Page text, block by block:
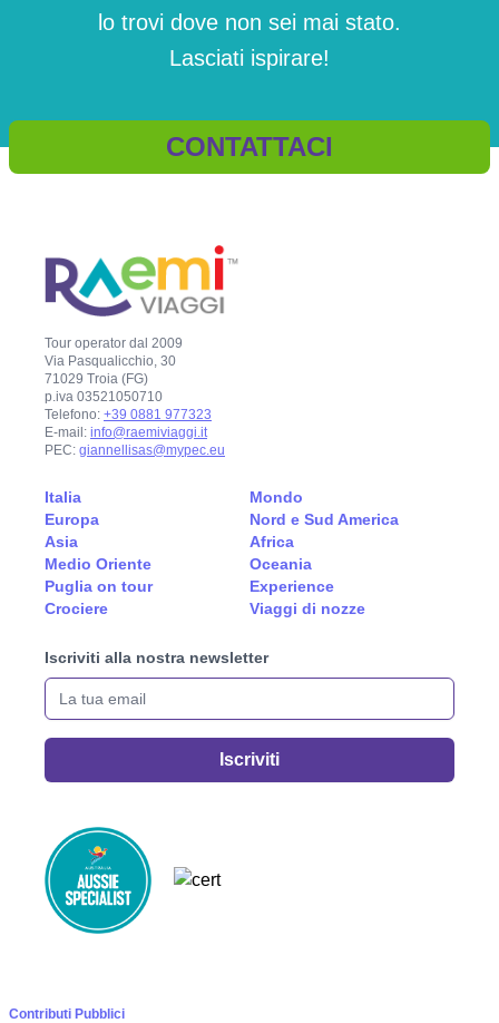
lo trovi dove non sei mai stato.
Lasciati ispirare!
CONTATTACI
Tour operator dal 2009
Via Pasqualicchio, 30
71029 Troia (FG)
p.iva 03521050710
Telefono: +39 0881 977323
E-mail: info@raemiviaggi.it
PEC: giannellisas@mypec.eu
Italia
Mondo
Europa
Nord e Sud America
Asia
Africa
Medio Oriente
Oceania
Puglia on tour
Experience
Crociere
Viaggi di nozze
Iscriviti alla nostra newsletter
La tua email
Iscriviti
Contributi Pubblici